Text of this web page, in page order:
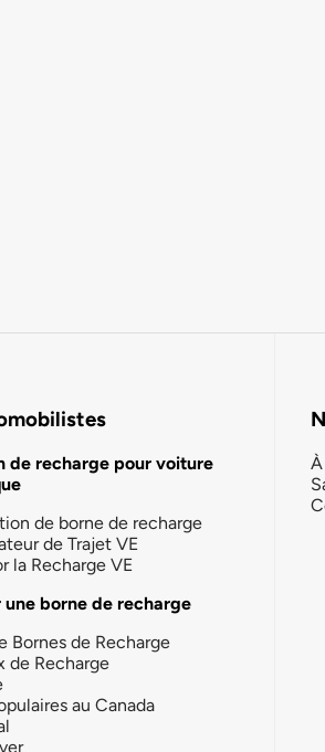
de recharge pour voiture
de borne de recharge
de Trajet VE
la Recharge VE
une borne de recharge
Bornes de Recharge
de Recharge
au Canada